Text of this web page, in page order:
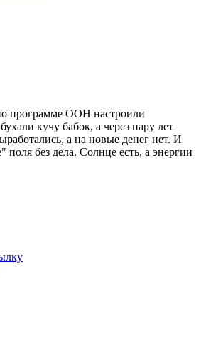
программе ООН настроили
кучу бабок, а через пару лет
а на новые денег нет. И
поля без дела. Солнце есть, а энергии